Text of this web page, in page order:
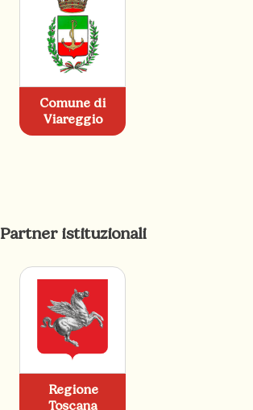
Comune di
Viareggio
Partner istituzionali
Regione
Toscana